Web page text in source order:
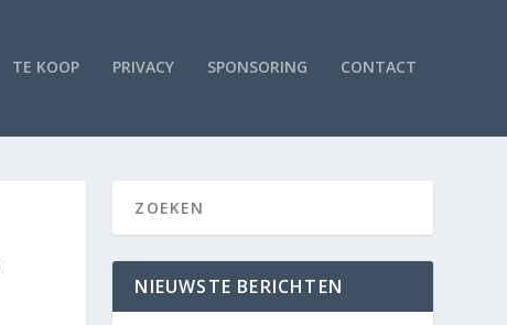
TE KOOP PRIVACY SPONSORING CONTACT
NIEUWSTE BERICHTEN